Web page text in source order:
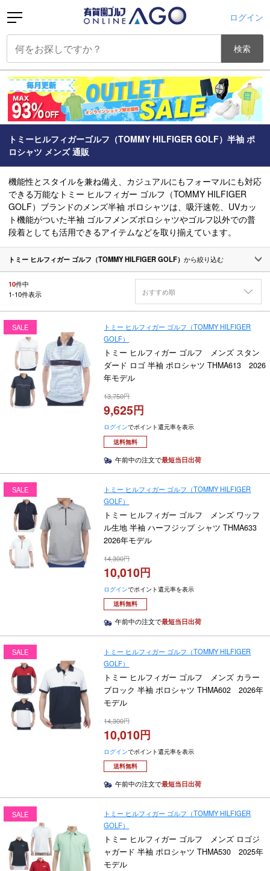
ログイン
検索
トミーヒルフィガーゴルフ（TOMMY HILFIGER GOLF）半袖 ポ
ロシャツ メンズ 通販
機能性とスタイルを兼ね備え、カジュアルにもフォーマルにも対応
できる万能なトミー ヒルフィガー ゴルフ（TOMMY HILFIGER
GOLF）ブランドのメンズ半袖 ポロシャツは、吸汗速乾、UVカッ
ト機能がついた半袖 ゴルフメンズポロシャツやゴルフ以外での普
段着としても活用できるアイテムなどを取り揃えています。
トミー ヒルフィガー ゴルフ（TOMMY HILFIGER GOLF） から絞り込む
10件中
1-10件表示 おすすめ順
SALE
トミー ヒルフィガー ゴルフ（TOMMY HILFIGER
GOLF）
トミー ヒルフィガー ゴルフ メンズ スタン
ダード ロゴ 半袖 ポロシャツ THMA613 2026
年モデル
13,750
9,625
ログインでポイント還元率を表示
送料無料
午前中の注文で最短当日出荷
SALE
トミー ヒルフィガー ゴルフ（TOMMY HILFIGER
GOLF）
トミー ヒルフィガー ゴルフ メンズ ワッフ
ル生地 半袖 ハーフジップ シャツ THMA633
2026年モデル
14,300
10,010
ログインでポイント還元率を表示
送料無料
午前中の注文で最短当日出荷
SALE
トミー ヒルフィガー ゴルフ（TOMMY HILFIGER
GOLF）
トミー ヒルフィガー ゴルフ メンズ カラー
ブロック 半袖 ポロシャツ THMA602 2026年
モデル
14,300
10,010
ログインでポイント還元率を表示
送料無料
午前中の注文で最短当日出荷
SALE
トミー ヒルフィガー ゴルフ（TOMMY HILFIGER
GOLF）
トミー ヒルフィガー ゴルフ メンズ ロゴジ
ャガード 半袖 ポロシャツ THMA530 2025年
モデル